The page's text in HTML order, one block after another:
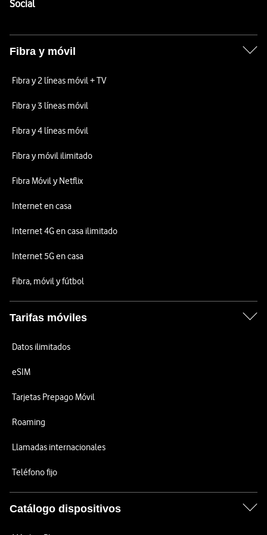
SocialEnlaces a las redes sociales de Vodafone
Fibra y móvil
Fibra y 2 líneas móvil + TV
Fibra y 3 líneas móvil
Fibra y 4 líneas móvil
Fibra y móvil ilimitado
Fibra Móvil y Netflix
Internet en casa
Internet 4G en casa ilimitado
Internet 5G en casa
Fibra, móvil y fútbol
Tarifas móviles
Datos ilimitados
eSIM
Tarjetas Prepago Móvil
Roaming
Llamadas internacionales
Teléfono fijo
Catálogo dispositivos